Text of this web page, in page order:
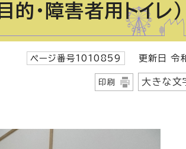
・障害者用トイレ）
ページ番号1010859 更新日 令
印刷 大きな文